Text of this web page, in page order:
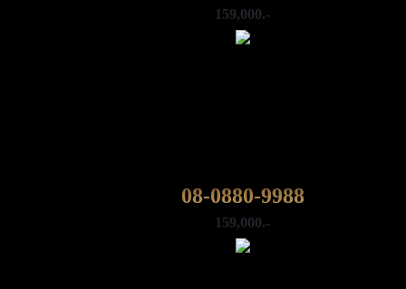
159,000.-
08-0880-9988
159,000.-